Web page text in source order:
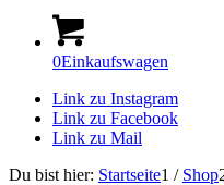
0Einkaufswagen
Link zu Instagram
Link zu Facebook
Link zu Mail
Du bist hier: Startseite1 / Shop